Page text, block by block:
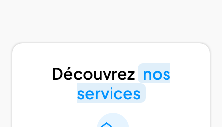
Découvrez nos
services